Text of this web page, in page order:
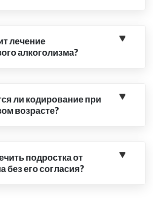
лечение
алкоголизма?
ли кодирование при
возрасте?
подростка от
без его согласия?